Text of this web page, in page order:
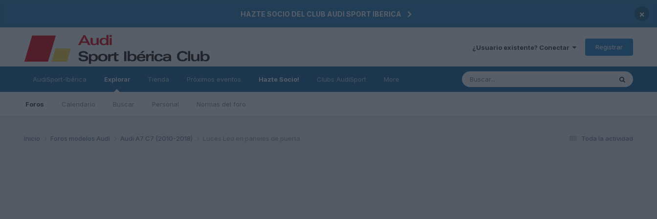
HAZTE SOCIO DEL CLUB AUDI SPORT IBERICA ×
¿Usuario existente? Conectar Registrar
AudiSport-Ibérica Explorar
Foros Calendario Buscar Personal Normas del foro
Tienda Próximos eventos Hazte Socio! Clubs AudiSport More
Toda la actividad
Inicio Foros modelos Audi Audi A7 C7 (2010-2018)